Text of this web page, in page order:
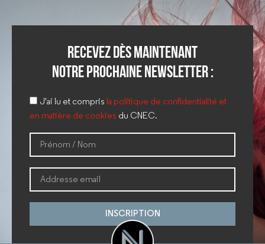
Recevez dès maintenant
notre prochaine newsletter :
J'ai lu et compris la politique de confidentialité et
en matière de cookies du CNEC.
INSCRIPTION